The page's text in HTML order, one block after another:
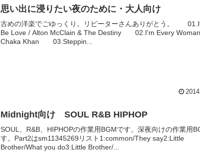
思い出に浸りたい夜のために・大人向け
古めの洋楽でごゆっくり。リピーターさんありがとう。
Be Love / Alton McClain & The Destiny 02.I'm Every
Chaka Khan 03.Steppin...
Midnight向け SOUL R&B HIPHOP
SOUL、R&B、HIPHOPの作業用BGMです。深夜向けの作業用
す。Part2はsm11345269リスト1:common/They say2:Little
Brother/What you do3:Little Brother/...